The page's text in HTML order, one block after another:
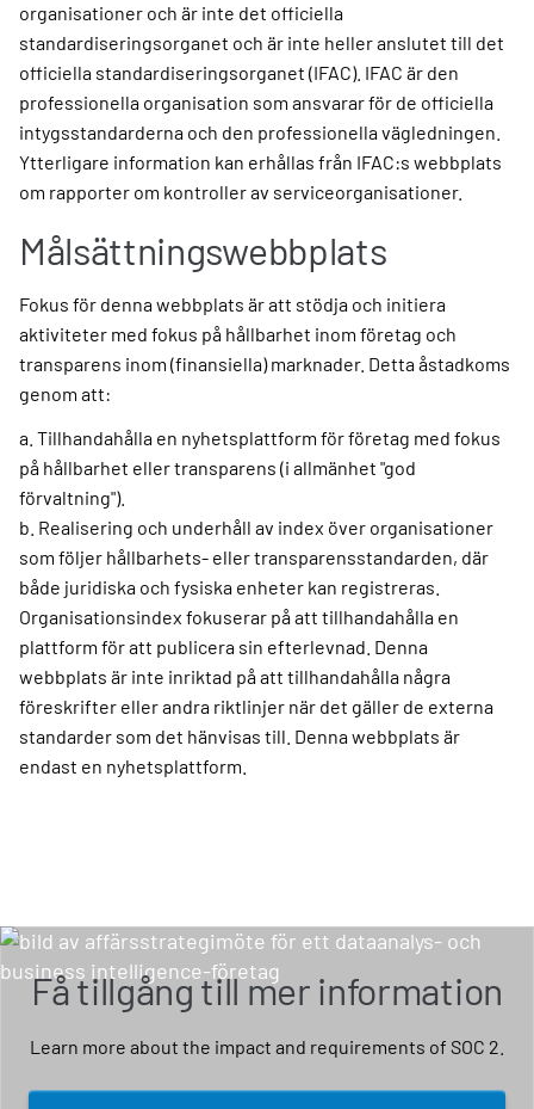
organisationer och är inte det officiella
standardiseringsorganet och är inte heller anslutet till det
officiella standardiseringsorganet (IFAC). IFAC är den
professionella organisation som ansvarar för de officiella
intygsstandarderna och den professionella vägledningen.
Ytterligare information kan erhållas från IFAC:s webbplats
om rapporter om kontroller av serviceorganisationer.
Målsättningswebbplats
Fokus för denna webbplats är att stödja och initiera
aktiviteter med fokus på hållbarhet inom företag och
transparens inom (finansiella) marknader. Detta åstadkoms
genom att:
a. Tillhandahålla en nyhetsplattform för företag med fokus
på hållbarhet eller transparens (i allmänhet "god
förvaltning").
b. Realisering och underhåll av index över organisationer
som följer hållbarhets- eller transparensstandarden, där
både juridiska och fysiska enheter kan registreras.
Organisationsindex fokuserar på att tillhandahålla en
plattform för att publicera sin efterlevnad. Denna
webbplats är inte inriktad på att tillhandahålla några
föreskrifter eller andra riktlinjer när det gäller de externa
standarder som det hänvisas till. Denna webbplats är
endast en nyhetsplattform.
Få tillgång till mer information
Learn more about the impact and requirements of SOC 2.